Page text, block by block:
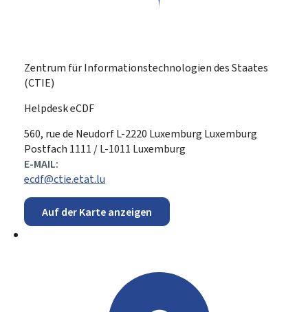
Zentrum für Informationstechnologien des Staates
(CTIE)
Helpdesk eCDF
ADRESSE:
560, rue de NeudorfL-2220 Luxemburg Luxemburg
Postfach 1111 / L-1011 Luxemburg
E-MAIL:
ecdf@ctie.etat.lu
Auf der Karte anzeigen